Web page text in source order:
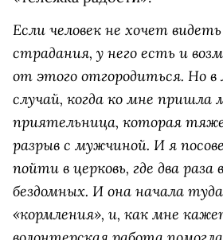
Если человек не хочет
страдания, у него есть и
от этого отгородиться. Но
случай, когда ко мне пришла
приятельница, которая
разрыв с мужчиной. И я
пойти в церковь, где два
бездомных. И она начала
«кормления», и, как мне